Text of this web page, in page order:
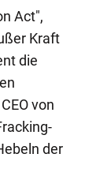
Act",
Kraft
die
von
der